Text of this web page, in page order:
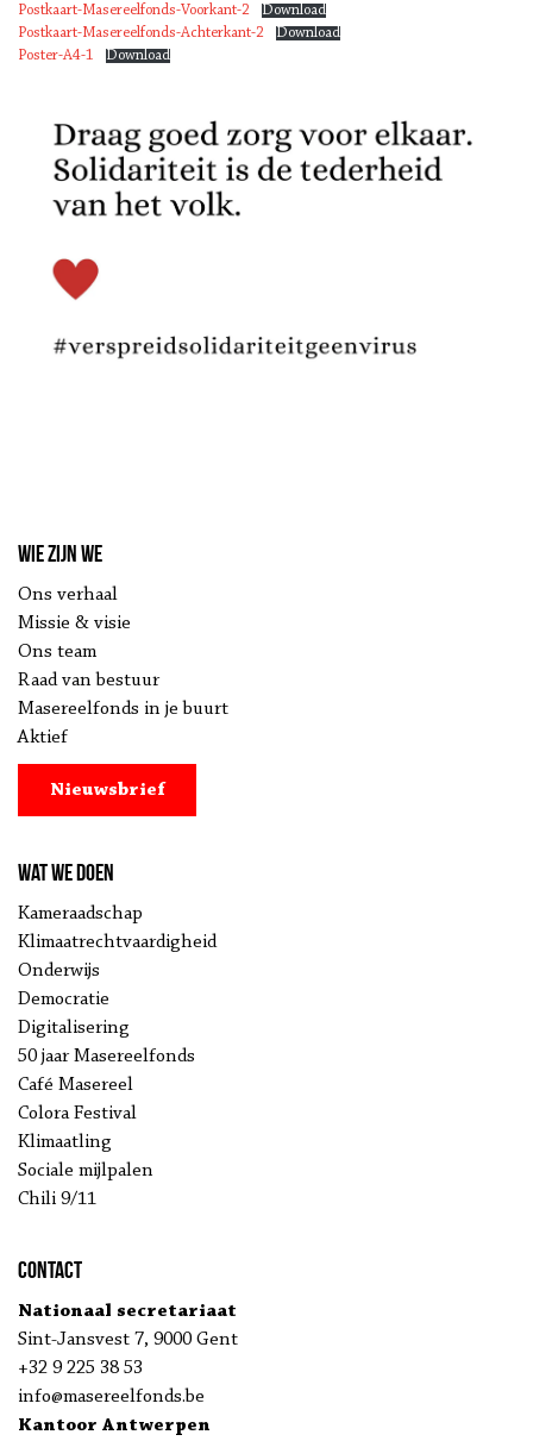
Postkaart-Masereelfonds-Voorkant-2
Download
Postkaart-Masereelfonds-Achterkant-2
Download
Poster-A4-1
Download
Wie zijn we
Ons verhaal
Missie & visie
Ons team
Raad van bestuur
Masereelfonds in je buurt
Aktief
Nieuwsbrief
Wat we doen
Kameraadschap
Klimaatrechtvaardigheid
Onderwijs
Democratie
Digitalisering
50 jaar Masereelfonds
Café Masereel
Colora Festival
Klimaatling
Sociale mijlpalen
Chili 9/11
Contact
Nationaal secretariaat
Sint-Jansvest 7, 9000 Gent
+32 9 225 38 53
info@masereelfonds.be
Kantoor Antwerpen